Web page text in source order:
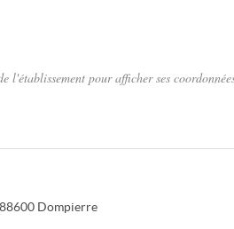
pour afficher ses
88600 Dompierre